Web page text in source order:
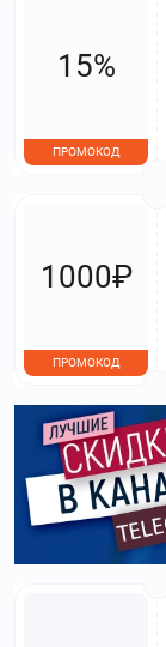
15%
ПРОМОКОД
1000₽
ПРОМОКОД